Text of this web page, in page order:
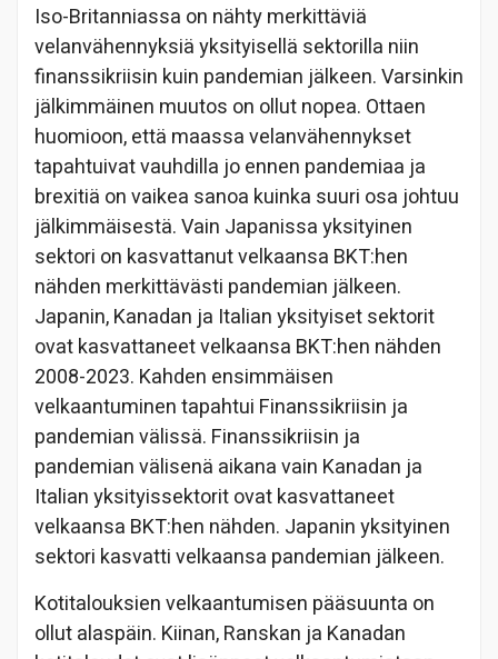
Iso-Britanniassa on nähty merkittäviä
velanvähennyksiä yksityisellä sektorilla niin
finanssikriisin kuin pandemian jälkeen. Varsinkin
jälkimmäinen muutos on ollut nopea. Ottaen
huomioon, että maassa velanvähennykset
tapahtuivat vauhdilla jo ennen pandemiaa ja
brexitiä on vaikea sanoa kuinka suuri osa johtuu
jälkimmäisestä. Vain Japanissa yksityinen
sektori on kasvattanut velkaansa BKT:hen
nähden merkittävästi pandemian jälkeen.
Japanin, Kanadan ja Italian yksityiset sektorit
ovat kasvattaneet velkaansa BKT:hen nähden
2008-2023. Kahden ensimmäisen
velkaantuminen tapahtui Finanssikriisin ja
pandemian välissä. Finanssikriisin ja
pandemian välisenä aikana vain Kanadan ja
Italian yksityissektorit ovat kasvattaneet
velkaansa BKT:hen nähden. Japanin yksityinen
sektori kasvatti velkaansa pandemian jälkeen.
Kotitalouksien velkaantumisen pääsuunta on
ollut alaspäin. Kiinan, Ranskan ja Kanadan